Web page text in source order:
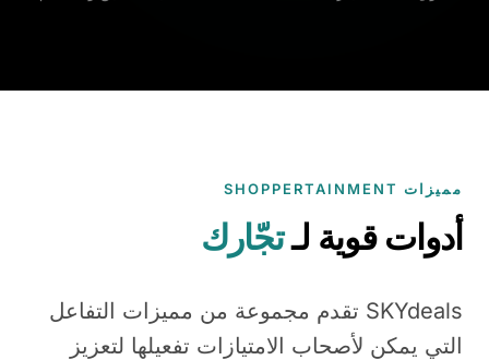
مميزات SHOPPERTAINMENT
أدوات قوية لـتجّارك
SKYdeals تقدم مجموعة من مميزات التفاعل
التي يمكن لأصحاب الامتيازات تفعيلها لتعزيز